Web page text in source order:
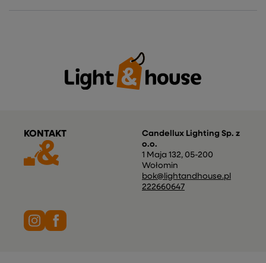
KONTAKT
Candellux Lighting Sp. z
o.o.
1 Maja 132, 05-200
Wołomin
bok@lightandhouse.pl
222660647